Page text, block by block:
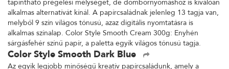
tapintható prégelési mélységet, de dombornyomáshoz is kiválóan
alkalmas alternatívát kínál. A papírcsaládnak jelenleg 13 tagja van,
melyből 9 szín világos tónusú, azaz digitális nyomtatásra is
alkalmas színalap. Color Style Smooth Cream 300g: Enyhén
sárgásfehér színű papír, a paletta egyik világos tónusú tagja.
Color Style Smooth Dark Blue
Az egyik legjobb minőségű kreatív papírcsaládunk, amely a